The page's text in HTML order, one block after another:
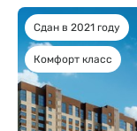
Сдан в 2021 году
Комфорт класс